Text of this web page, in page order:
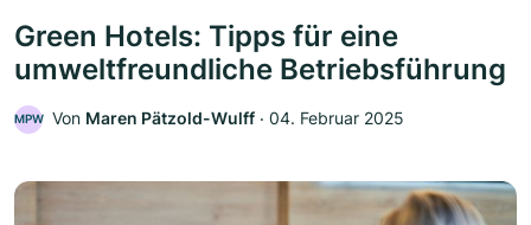
Green Hotels: Tipps für eine
umweltfreundliche Betriebsführung
MPW Von Maren Pätzold-Wulff ‧ 04. Februar 2025